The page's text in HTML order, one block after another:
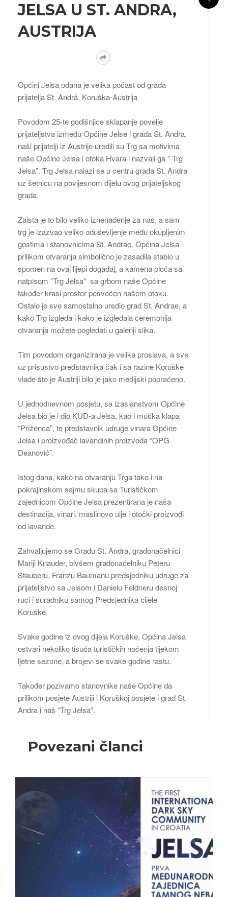
JELSA U ST. ANDRA,
AUSTRIJA
Općini Jelsa odana je velika počast od grada
prijatelja St. Andrä, Koruška-Austrija
Povodom 25-te godišnjice sklapanje povelje
prijateljstva između Općine Jelse i grada St. Andra,
naši prijatelji iz Austrije uredili su Trg sa motivima
naše Općine Jelsa i otoka Hvara i nazvali ga ” Trg
Jelsa”. Trg Jelsa nalazi se u centru grada St. Andra
uz šetnicu na povijesnom dijelu ovog prijateljskog
grada.
Zaista je to bilo veliko iznenađenje za nas, a sam
trg je izazvao veliko oduševljenje među okupljenim
gostima i stanovnicima St. Andrae. Općina Jelsa
prilikom otvaranja simbolično je zasadila stablo u
spomen na ovaj lijepi događaj, a kamena ploča sa
natpisom “Trg Jelsa” sa grbom naše Općine
također krasi prostor posvećen našem otoku.
Ostalo je sve samostalno uredio grad St. Andrae, a
kako Trg izgleda i kako je izgledala ceremonija
otvaranja možete pogledati u galeriji slika.
Tim povodom organizirana je velika proslava, a sve
uz prisustvo predstavnika čak i sa razine Koruške
vlade što je Austriji bilo je jako medijski popraćeno.
U jednodnevnom posjetu, sa izaslanstvom Općine
Jelsa bio je i dio KUD-a Jelsa, kao i muška klapa
“Priženca”, te predstavnik udruge vinara Općine
Jelsa i proizvođač lavandinih proizvoda “OPG
Deanović”.
Istog dana, kako na otvaranju Trga tako i na
pokrajinskom sajmu skupa sa Turističkom
zajednicom Općine Jelsa prezentirana je naša
destinacija, vinari, maslinovo ulje i otočki proizvodi
od lavande.
Zahvaljujemo se Gradu St. Andra, gradonačelnici
Mariji Knauder, bivšem gradonačelniku Peteru
Stauberu, Franzu Baumanu predsjedniku udruge za
prijateljstvo sa Jelsom i Danielu Feldneru desnoj
ruci i suradniku samog Predsjednika cijele
Koruške.
Svake godine iz ovog dijela Koruške, Općina Jelsa
ostvari nekoliko tisuća turističkih noćenja tijekom
ljetne sezone, a brojevi se svake godine rastu.
Također pozivamo stanovnike naše Općine da
prilikom posjete Austriji i Koruškoj posjete i grad St.
Andra i naš “Trg Jelsa”.
Povezani članci